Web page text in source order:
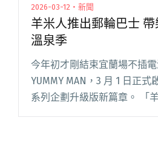
2026-03-12・新聞
羊米人推出郵輪巴士
溫泉季
今年初才剛結束宜蘭場不插
YUMMY MAN，3 月 1 日正式
系列企劃升級版新篇章。 「
美食及音樂的互動企劃，帶